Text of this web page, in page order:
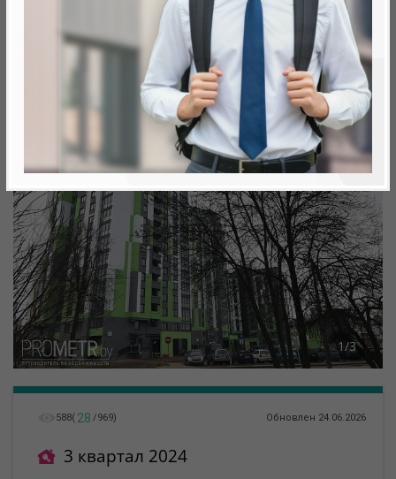
Минск, Ленинский, ул.Стрелковая - Рыбалко -
Станиславского
метро «Пролетарская», 500 м
1/3
588( 28 /969) Обновлен 24.06.2026
3 квартал 2024